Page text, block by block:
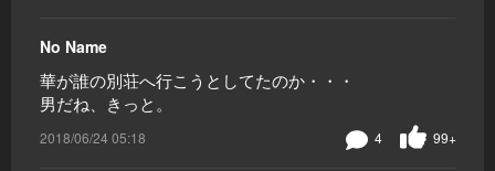
No Name
華が誰の別荘へ行こうとしてたのか・・・
男だね、きっと。
2018/06/24 05:18 99+
4